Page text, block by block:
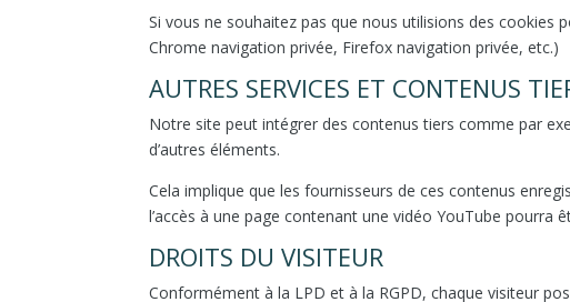
Si vous ne souhaitez pas que nous utilisions des
Chrome navigation privée, Firefox navigation privée, etc.)
AUTRES SERVICES ET CONTENUS
Notre site peut intégrer des contenus tiers comme par
d’autres éléments.
Cela implique que les fournisseurs de ces contenus
l’accès à une page contenant une vidéo YouTube pourra
DROITS DU VISITEUR
Conformément à la LPD et à la RGPD, chaque visiteur